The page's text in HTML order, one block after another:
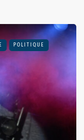
POLITIQUE